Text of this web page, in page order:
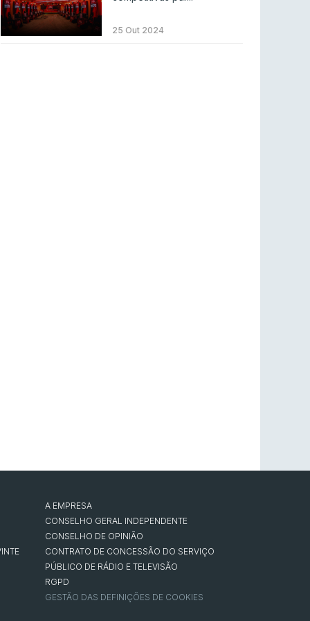
Betclic renova parceria com a RTP Arena para
a época 2026/27
25 Out 2024
A EMPRESA
CONSELHO GERAL INDEPENDENTE
CONSELHO DE OPINIÃO
CONTRATO DE CONCESSÃO DO SERVIÇO
PÚBLICO DE RÁDIO E TELEVISÃO
RGPD
GESTÃO DAS DEFINIÇÕES DE COOKIES